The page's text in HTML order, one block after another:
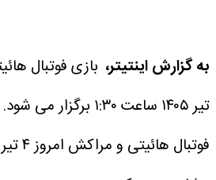
به گزارش اینتیتر،
تیر ۱۴۰۵ ساعت ۱:۳۰ برگزار می شود.
فوتبال هائیتی و مراکش امروز ۴ تیر ۱۴۰۵ را در این